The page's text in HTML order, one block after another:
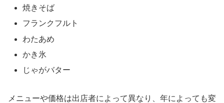
焼きそば
フランクフルト
わたあめ
かき氷
じゃがバター
メニューや価格は出店者によって異なり、年によっても変